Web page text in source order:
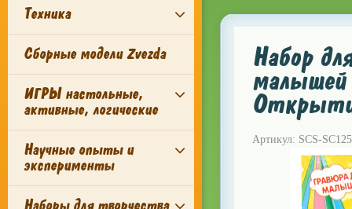
Техника
Сборные модели Zvezda
ИГРЫ настольные,
активные, логические
Научные опыты и
эксперименты
Набор
малышей
Артикул: SCS-